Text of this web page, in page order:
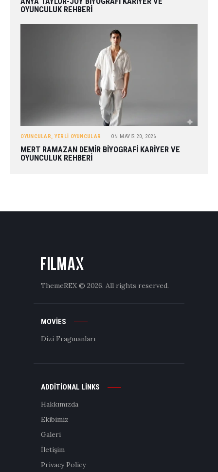
OYUNCULUK REHBERI
OYUNCULAR, YERLI OYUNCULAR ON MAYIS 20, 2026
MERT RAMAZAN DEMIR BIYOGRAFI KARIYER VE
OYUNCULUK REHBERI
ThemeREX © 2026. All rights reserved.
MOVIES
Dizi Fragmanları
ADDITIONAL LINKS
Hakkımızda
Ekibimiz
Galeri
İletişim
Privacy Policy